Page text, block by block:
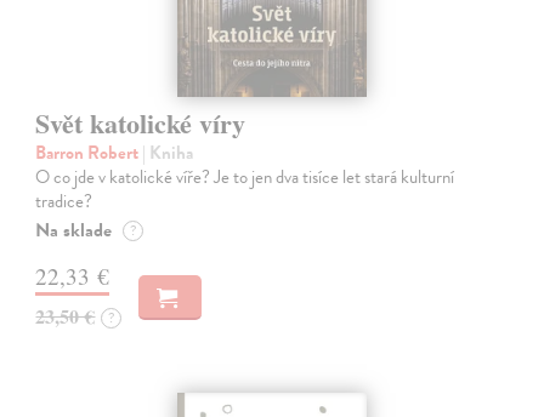
Svět katolické víry
Barron Robert| Kniha
O co jde v katolické víře? Je to jen dva tisíce let stará kulturní
tradice?
Na sklade ?
22,33 €
23,50 € ?